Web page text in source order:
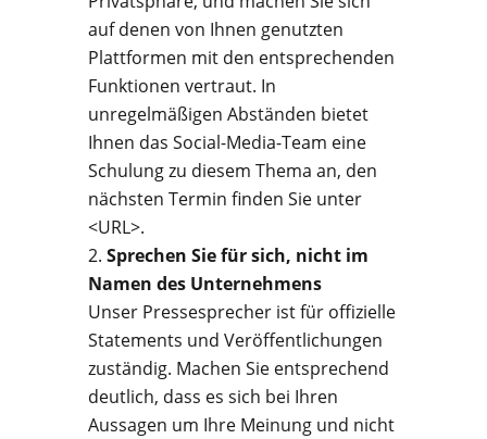
auf denen von Ihnen genutzten
Plattformen mit den entsprechenden
Funktionen vertraut. In
unregelmäßigen Abständen bietet
Ihnen das Social-Media-Team eine
Schulung zu diesem Thema an, den
nächsten Termin finden Sie unter
<URL>.
Sprechen Sie für sich, nicht im
Namen des Unternehmens
Unser Pressesprecher ist für offizielle
Statements und Veröffentlichungen
zuständig. Machen Sie entsprechend
deutlich, dass es sich bei Ihren
Aussagen um Ihre Meinung und nicht